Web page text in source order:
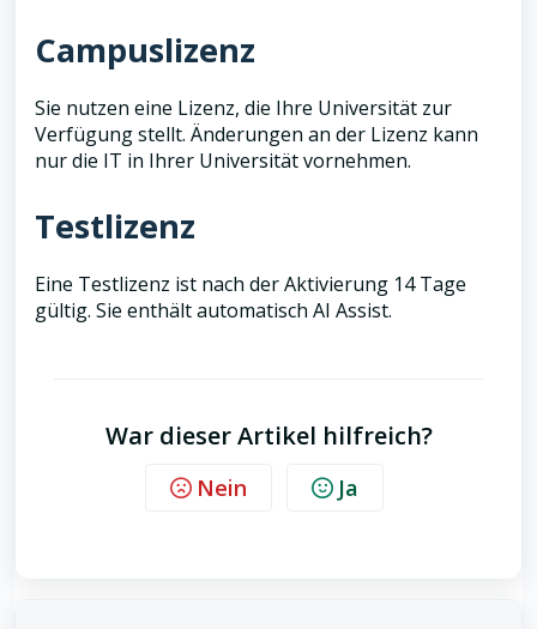
Campuslizenz
Sie nutzen eine Lizenz, die Ihre Universität zur
Verfügung stellt. Änderungen an der Lizenz kann
nur die IT in Ihrer Universität vornehmen.
Testlizenz
Eine Testlizenz ist nach der Aktivierung 14 Tage
gültig. Sie enthält automatisch AI Assist.
War dieser Artikel hilfreich?
Nein Ja